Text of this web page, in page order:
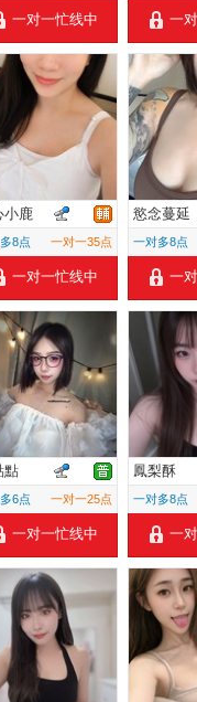
一对一忙线中 一
小鹿
8点 一对一35点
一对一忙线中
慾念蔓延
一对多8点
一
點
6点 一对一25点
一对一忙线中
鳳梨酥
一对多8点
一